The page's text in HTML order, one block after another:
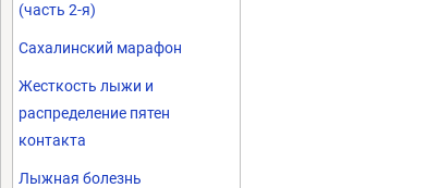
(часть 2-я)
Сахалинский марафон
Жесткость лыжи и
распределение пятен
контакта
Лыжная болезнь